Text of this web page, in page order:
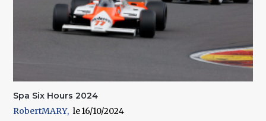
Spa Six Hours 2024
RobertMARY
16/10/2024